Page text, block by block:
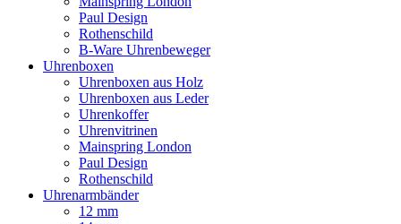
Paul Design
Rothenschild
B-Ware Uhrenbeweger
Uhrenboxen
Uhrenboxen aus Holz
Uhrenboxen aus Leder
Uhrenkoffer
Uhrenvitrinen
Mainspring London
Paul Design
Rothenschild
Uhrenarmbänder
12 mm